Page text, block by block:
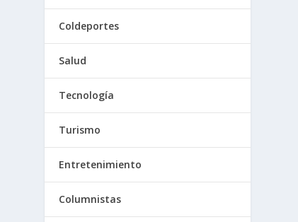
Coldeportes
Salud
Tecnología
Turismo
Entretenimiento
Columnistas